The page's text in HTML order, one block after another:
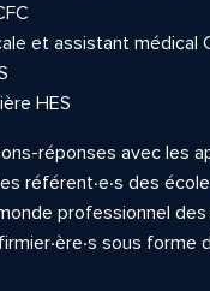
et assistant médical
HES
réponses avec les
référent∙e∙s des
professionnel des
sous forme